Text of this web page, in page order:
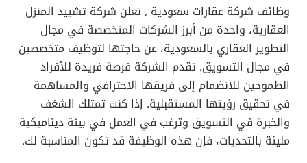
وظائف شركة عقارات سعودية , تعلن شركة تشييد المنزل
العقارية، واحدة من أبرز الشركات المتخصصة في مجال
التطوير العقاري بالسعودية، عن حاجتها لتوظيف متخصصين
في مجال التسويق. تقدم الشركة فرصة فريدة للأفراد
الطموحين للانضمام إلى فريقها الاحترافي والمساهمة
في تحقيق رؤيتها المستقبلية. إذا كنت تمتلك الشغف
والخبرة في التسويق وترغب في العمل في بيئة ديناميكية
مليئة بالتحديات، فإن هذه الوظيفة قد تكون المناسبة لك.